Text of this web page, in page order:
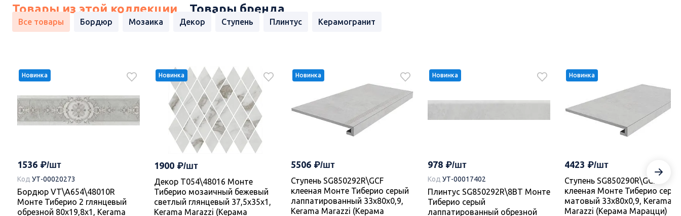
Товары из этой коллекции Товары бренда
Все товары Бордюр Мозаика Декор Ступень Плинтус Керамогранит
Новинка
1536
Код УТ-00020273
Бордюр VT\A654\48010R
Монте Тиберио 2 глянцевый
обрезной 80x19,8x1, Kerama
Новинка
1900
Декор T054\48016 Монте
Тиберио мозаичный бежевый
светлый глянцевый 37,5x35x1,
Kerama Marazzi (Керама
Новинка
5506
Ступень SG850292R\GCF
клееная Монте Тиберио серый
лаппатированный 33x80x0,9,
Kerama Marazzi (Керама
Новинка
978
Код УТ-00017402
Плинтус SG850292R\8BT Монте
Тиберио серый
лаппатированный обрезной
Новинка
4423
Ступень SG850290R\GCF
клееная Монте Тиберио
матовый 33x80x0,9, Kerama
Marazzi (Керама Марацци)